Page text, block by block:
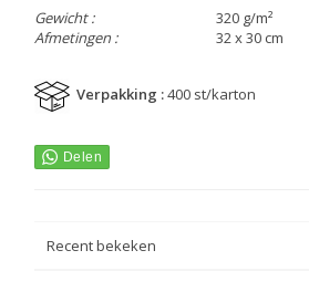
Gewicht :
320 g/m²
Afmetingen :
32 x 30 cm
Verpakking :400 st/karton
Recent bekeken